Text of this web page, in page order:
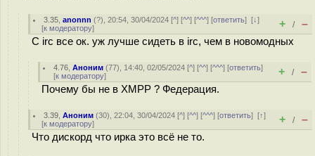
3.35 ,anonnn (?), 20:54, 30/04/2024 [^] [^^] [^^^] [ответить][↓]
[к модератору] + / –
С irc все ок. уж лучше сидеть в irc, чем в новомодных
4.76 ,Аноним (77), 14:40, 02/05/2024 [^] [^^] [^^^] [ответить]
[к модератору] + / –
Почему бы не в XMPP ? Федерация.
3.39 ,Аноним (30), 22:04, 30/04/2024 [^] [^^] [^^^] [ответить][↑]
[к модератору] + / –
Что дискорд что ирка это всё не то.